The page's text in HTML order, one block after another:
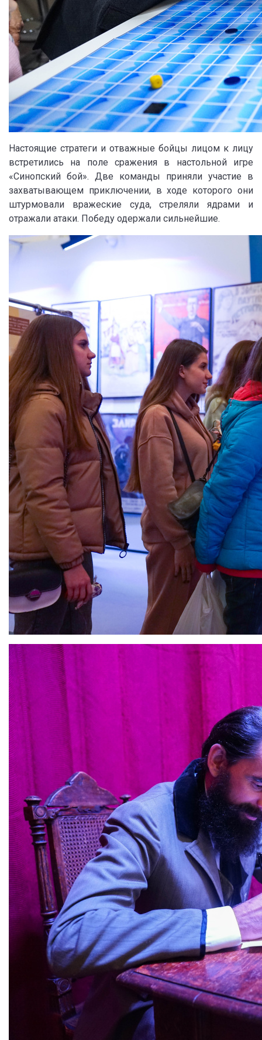
Настоящие стратеги и отважные бойцы лицом к лицу
встретились на поле сражения в настольной игре
«Синопский бой». Две команды приняли участие в
захватывающем приключении, в ходе которого они
штурмовали вражеские суда, стреляли ядрами и
отражали атаки. Победу одержали сильнейшие.